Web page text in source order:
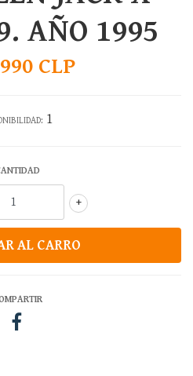
AÑO 1995
CLP
1
+